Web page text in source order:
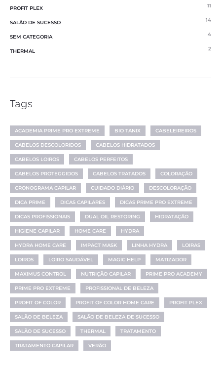
PROFIT PLEX 11
SALÃO DE SUCESSO 14
SEM CATEGORIA 4
THERMAL 2
Tags
ACADEMIA PRIME PRO EXTREME BIO TANIX CABELEIREIROS
CABELOS DESCOLORIDOS CABELOS HIDRATADOS
CABELOS LOIROS CABELOS PERFEITOS
CABELOS PROTEGGIDOS CABELOS TRATADOS COLORAÇÃO
CRONOGRAMA CAPILAR CUIDADO DIÁRIO DESCOLORAÇÃO
DICA PRIME DICAS CAPILARES DICAS PRIME PRO EXTREME
DICAS PROFISSIONAIS DUAL OIL RESTORING HIDRATAÇÃO
HIGIENE CAPILAR HOME CARE HYDRA
HYDRA HOME CARE IMPACT MASK LINHA HYDRA LOIRAS
LOIROS LOIRO SAUDÁVEL MAGIC HELP MATIZADOR
MAXIMUS CONTROL NUTRIÇÃO CAPILAR PRIME PRO ACADEMY
PRIME PRO EXTREME PROFISSIONAL DE BELEZA
PROFIT OF COLOR PROFIT OF COLOR HOME CARE PROFIT PLEX
SALÃO DE BELEZA SALÃO DE BELEZA DE SUCESSO
SALÃO DE SUCESSO THERMAL TRATAMENTO
TRATAMENTO CAPILAR VERÃO